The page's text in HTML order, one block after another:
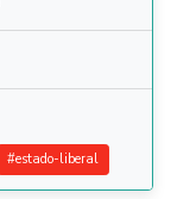
#estado-liberal